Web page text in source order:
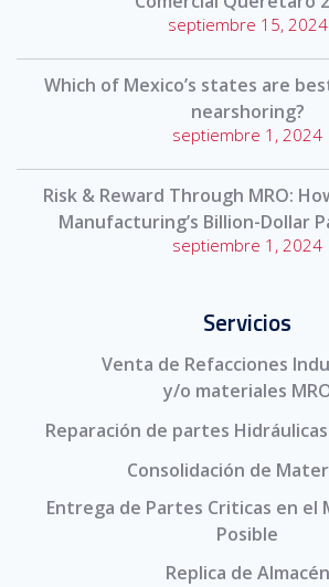
septiembre 15, 2024
Which of Mexico’s states are
nearshoring?
septiembre 1, 2024
Risk & Reward Through MRO:
Manufacturing’s Billion-Dollar
septiembre 1, 2024
Servicios
Venta de Refacciones
y/o materiales
Reparación de partes
Consolidación de
Entrega de Partes Criticas en el
Posible
Replica de Almacén